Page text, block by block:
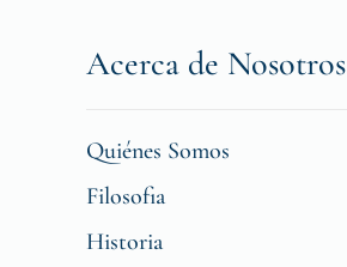
Acerca de Nosotros
Quiénes Somos
Filosofia
Historia